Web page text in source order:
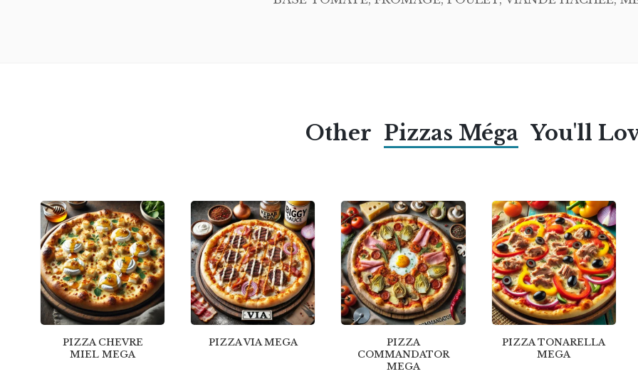
Other Pizzas Méga You'll
PIZZA CHEVRE
MIEL MEGA
PIZZA VIA MEGA
PIZZA
COMMANDATOR
MEGA
PIZZA TONARELLA
MEGA